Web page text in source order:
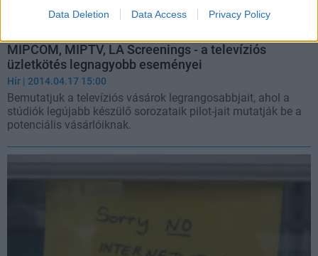
Data Deletion Data Access Privacy Policy
MIPCOM, MIPTV, LA Screenings - a televíziós
üzletkötés legnagyobb eseményei
Hír | 2014.04.17 15:00
Bemutatjuk a televíziós vásárok legrangosabbjait, ahol a
stúdiók legújabb készülő sorozataik pilot-jait mutatják be a
potenciális vásárlóiknak.